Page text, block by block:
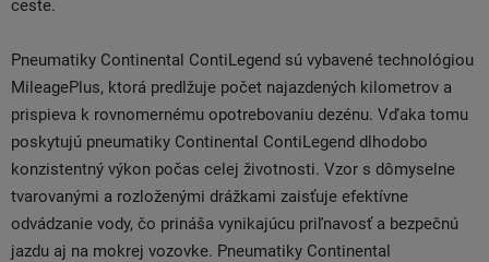
ceste.
Pneumatiky Continental ContiLegend sú vybavené technológiou
MileagePlus, ktorá predlžuje počet najazdených kilometrov a
prispieva k rovnomernému opotrebovaniu dezénu. Vďaka tomu
poskytujú pneumatiky Continental ContiLegend dlhodobo
konzistentný výkon počas celej životnosti. Vzor s dômyselne
tvarovanými a rozloženými drážkami zaisťuje efektívne
odvádzanie vody, čo prináša vynikajúcu priľnavosť a bezpečnú
jazdu aj na mokrej vozovke. Pneumatiky Continental